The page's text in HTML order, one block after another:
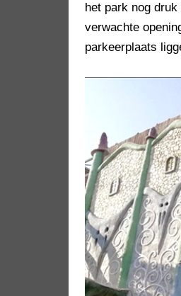
het park nog
verwachte
parkeerplaats